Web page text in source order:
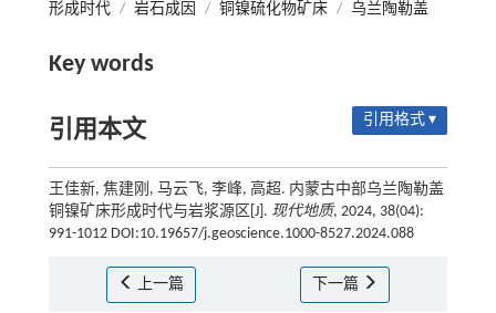
形成时代 / 岩石成因 / 铜镍硫化物矿床 / 乌兰陶勒盖
Key words
引用本文 引用格式 ▾
王佳新, 焦建刚, 马云飞, 李峰, 高超. 内蒙古中部乌兰陶勒盖
铜镍矿床形成时代与岩浆源区[J]. 现代地质, 2024, 38(04):
991-1012 DOI:10.19657/j.geoscience.1000-8527.2024.088
上一篇 下一篇